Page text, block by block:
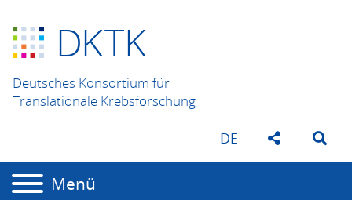
DKTK
Deutsches Konsortium für
Translationale Krebsforschung
DE
Menü